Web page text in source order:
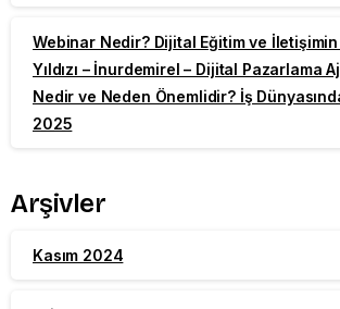
Webinar Nedir? Dijital Eğitim ve
Yıldızı – İnurdemirel – Dijital Pazarlama
Nedir ve Neden Önemlidir? İş
2025
Arşivler
Kasım 2024